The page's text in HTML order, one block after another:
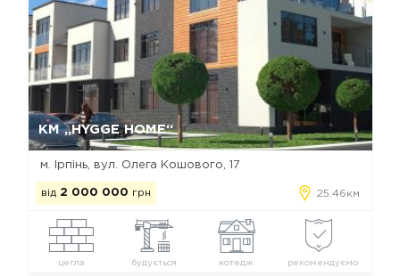
КМ „HYGGE HOME“
м. Ірпінь, вул. Олега Кошового, 17
від 2 000 000 грн 25.46км
цегла будується котедж рекомендуємо
Так, видалити Відміна